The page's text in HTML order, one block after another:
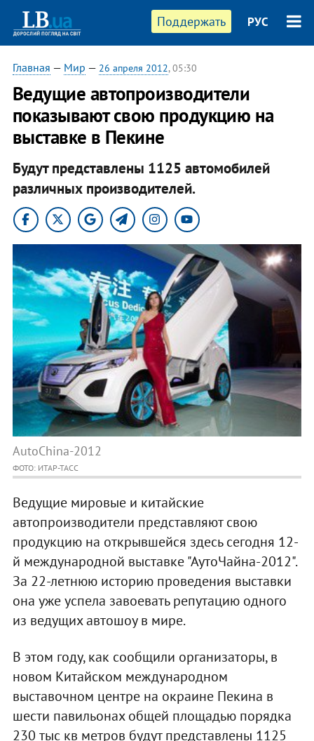
Поддержать РУС
Главная — Мир — 26 апреля 2012, 05:30
Ведущие автопроизводители
показывают свою продукцию на
выставке в Пекине
Будут представлены 1125 автомобилей
различных производителей.
AutoChina-2012
ФОТО: ИТАР-ТАСС
Ведущие мировые и китайские
автопроизводители представляют свою
продукцию на открывшейся здесь сегодня 12-
й международной выставке "АутоЧайна-2012".
За 22-летнюю историю проведения выставки
она уже успела завоевать репутацию одного
из ведущих автошоу в мире.
В этом году, как сообщили организаторы, в
новом Китайском международном
выставочном центре на окраине Пекина в
шести павильонах общей площадью порядка
230 тыс кв метров будут представлены 1125